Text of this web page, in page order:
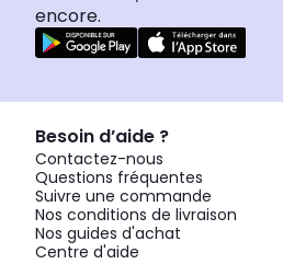
encore.
Besoin d’aide ?
Contactez-nous
Questions fréquentes
Suivre une commande
Nos conditions de livraison
Nos guides d'achat
Centre d'aide